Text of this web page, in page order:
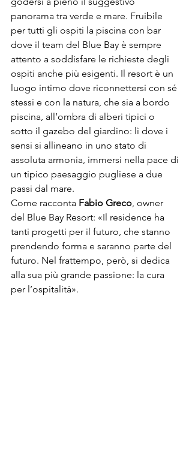
panorama tra verde e mare. Fruibile
per tutti gli ospiti la piscina con bar
dove il team del Blue Bay è sempre
attento a soddisfare le richieste degli
ospiti anche più esigenti. Il resort è un
luogo intimo dove riconnettersi con sé
stessi e con la natura, che sia a bordo
piscina, all’ombra di alberi tipici o
sotto il gazebo del giardino: lì dove i
sensi si allineano in uno stato di
assoluta armonia, immersi nella pace di
un tipico paesaggio pugliese a due
passi dal mare.
Come racconta Fabio Greco, owner
del Blue Bay Resort: «Il residence ha
tanti progetti per il futuro, che stanno
prendendo forma e saranno parte del
futuro. Nel frattempo, però, si dedica
alla sua più grande passione: la cura
per l’ospitalità».